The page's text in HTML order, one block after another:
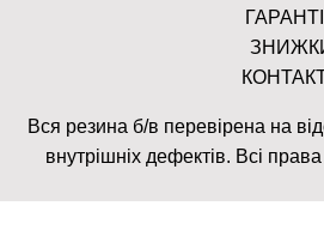
Вся резина б/в перевірена на
внутрішніх дефектів. Всі